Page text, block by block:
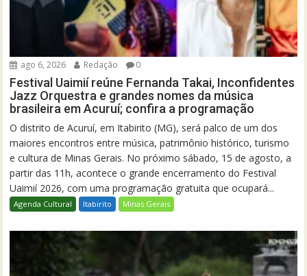
ago 6, 2026 Redação 0
Festival Uaimií reúne Fernanda Takai, Inconfidentes
Jazz Orquestra e grandes nomes da música
brasileira em Acuruí; confira a programação
O distrito de Acuruí, em Itabirito (MG), será palco de um dos
maiores encontros entre música, patrimônio histórico, turismo
e cultura de Minas Gerais. No próximo sábado, 15 de agosto, a
partir das 11h, acontece o grande encerramento do Festival
Uaimií 2026, com uma programação gratuita que ocupará...
Agenda Cultural Itabirito Minas Gerais